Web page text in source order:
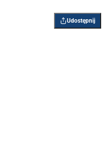
Udostępnij